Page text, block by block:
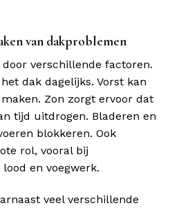
van dakproblemen
verschillende factoren.
dak dagelijks. Vorst kan
Zon zorgt ervoor dat
tijd uitdrogen. Bladeren en
blokkeren. Ook
rol, vooral bij
en voegwerk.
veel verschillende